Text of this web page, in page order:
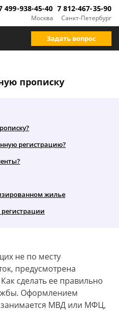
Москва
499-938-45-40
Санкт-Петербург
7 812-467-35-90
Задать вопрос
прописку
регистрацию?
жилье
не по месту
предусмотрена
сделать ее правильно
Оформлением
МВД или МФЦ,